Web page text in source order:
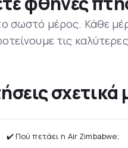
σωστό μέρος. Κάθε
τις
✔️ Πού πετάει η Air Zimbabwe;